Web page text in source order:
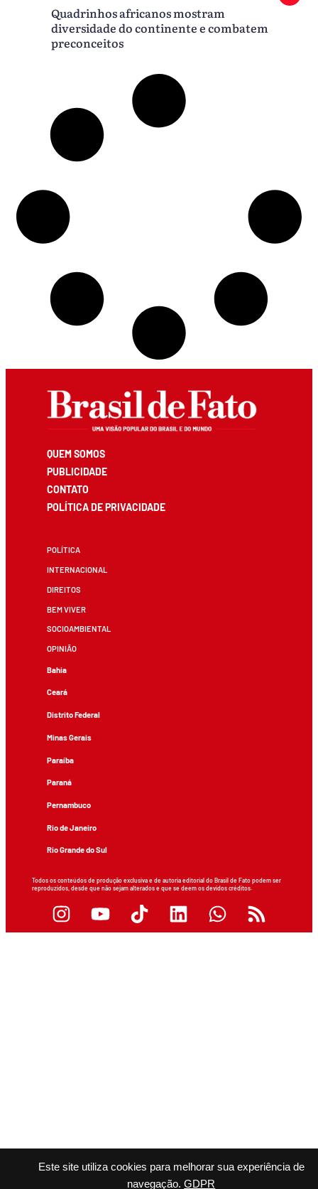
Este site utiliza cookies para melhorar sua experiência de
navegação. GDPR
Quadrinhos africanos mostram
diversidade do continente e combatem
preconceitos
QUEM SOMOS
PUBLICIDADE
CONTATO
POLÍTICA DE PRIVACIDADE
POLÍTICA
INTERNACIONAL
DIREITOS
BEM VIVER
SOCIOAMBIENTAL
OPINIÃO
Bahia
Ceará
Distrito Federal
Minas Gerais
Paraíba
Paraná
Pernambuco
Rio de Janeiro
Rio Grande do Sul
Todos os conteúdos de produção exclusiva e de autoria editorial do Brasil de Fato podem ser
reproduzidos, desde que não sejam alterados e que se deem os devidos créditos.